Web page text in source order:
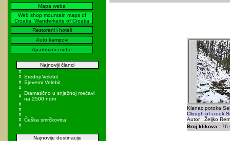
Mapa weba
Web shop mountain maps of
Croatia, Wanderkarte of Croatia
Restorani i hoteli
Auto kampovi
Apartmani i sobe
Najnoviji članci
Srednji Velebit
Sjeverni Velebit
Dramatično u snježnoj mećavi
na 2500 ndm
Češka smrčkovica
Najnovije destinacije
Klanac potoka
Clough of creek
Autor : Željko
Broj klikova :76